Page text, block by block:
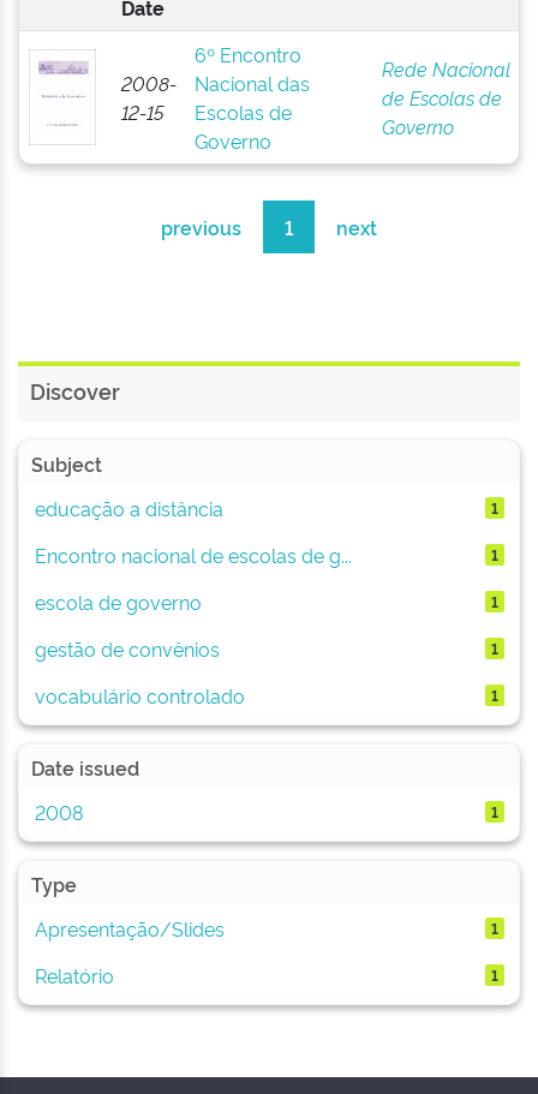
Date
2008-
12-15
6º Encontro
Nacional das
Escolas de
Governo
Rede Nacional
de Escolas de
Governo
previous 1 next
Discover
Subject
educação a distância
1
Encontro nacional de escolas de g... 1
escola de governo 1
gestão de convênios 1
vocabulário controlado 1
Date issued
2008
1
Type
Apresentação/Slides
1
Relatório 1